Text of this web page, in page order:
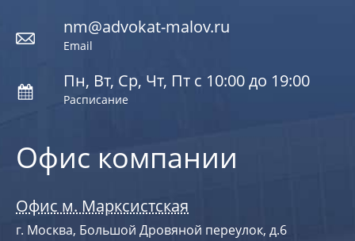
Офис компании
Офис м. Марксистская
г. Москва, Большой Дровяной переулок, д.6
nm@advokat-malov.ru
Email
Пн, Вт, Ср, Чт, Пт с 10:00 до 19:00
Расписание